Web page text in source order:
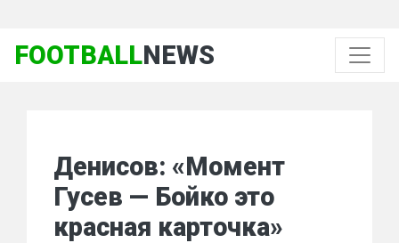
FOOTBALLNEWS
Денисов: «Момент
Гусев — Бойко это
красная карточка»